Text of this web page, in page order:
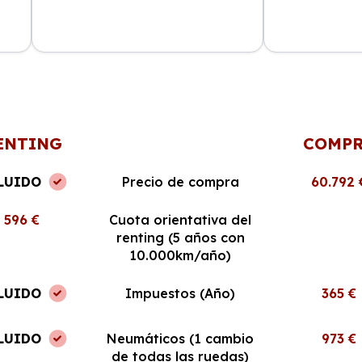
Precio de compra 60.792
596 €
Cuota orientativa del
renting (5 años con
10.000km/año)
Impuestos (Año) 365 €
Neumáticos (1 cambio
de todas las ruedas)
973 €